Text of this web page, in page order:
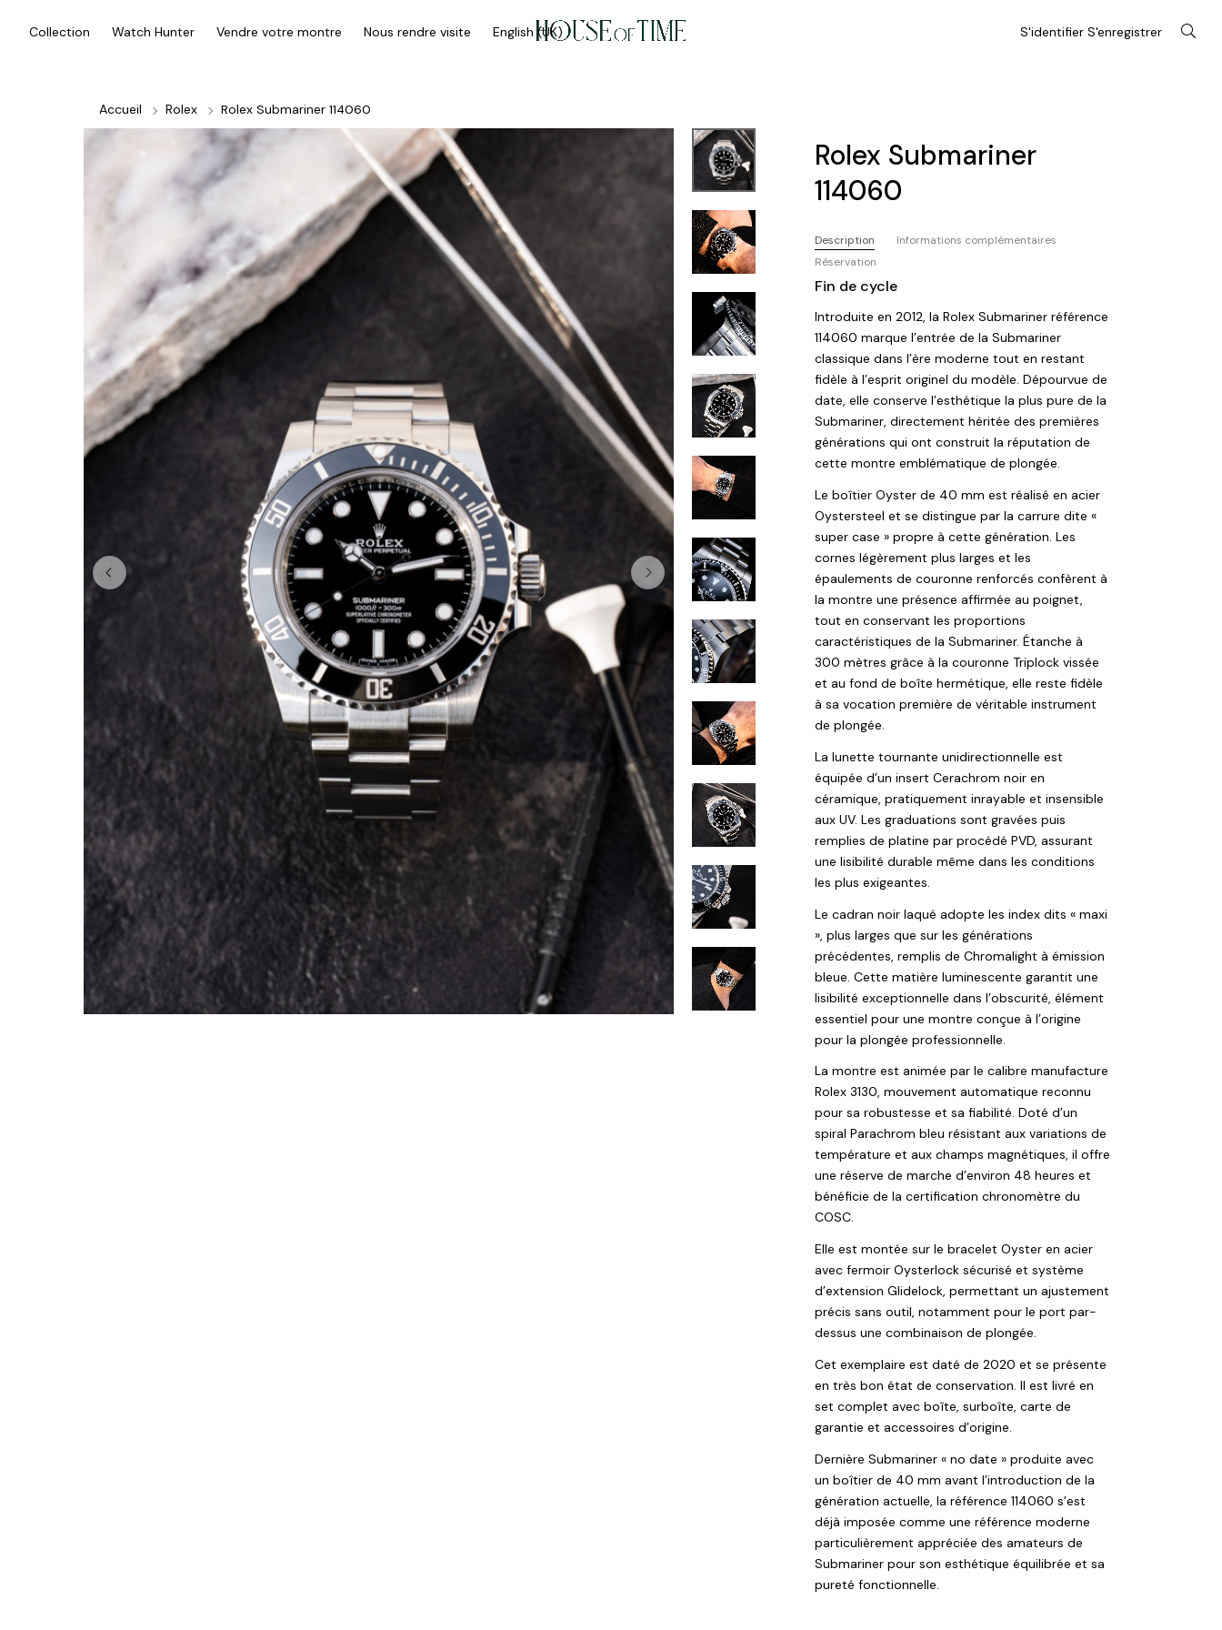
S'identifier S'enregistrer
Collection Watch Hunter Vendre votre montre Nous rendre visite English (UK)
Accueil Rolex Rolex Submariner 114060
Rolex Submariner
114060
Description
Informations complémentaires
Réservation
Fin de cycle
Introduite en 2012, la Rolex Submariner référence
114060 marque l’entrée de la Submariner
classique dans l’ère moderne tout en restant
fidèle à l’esprit originel du modèle. Dépourvue de
date, elle conserve l’esthétique la plus pure de la
Submariner, directement héritée des premières
générations qui ont construit la réputation de
cette montre emblématique de plongée.
Le boîtier Oyster de 40 mm est réalisé en acier
Oystersteel et se distingue par la carrure dite «
super case » propre à cette génération. Les
cornes légèrement plus larges et les
épaulements de couronne renforcés confèrent à
la montre une présence affirmée au poignet,
tout en conservant les proportions
caractéristiques de la Submariner. Étanche à
300 mètres grâce à la couronne Triplock vissée
et au fond de boîte hermétique, elle reste fidèle
à sa vocation première de véritable instrument
de plongée.
La lunette tournante unidirectionnelle est
équipée d’un insert Cerachrom noir en
céramique, pratiquement inrayable et insensible
aux UV. Les graduations sont gravées puis
remplies de platine par procédé PVD, assurant
une lisibilité durable même dans les conditions
les plus exigeantes.
Le cadran noir laqué adopte les index dits « maxi
», plus larges que sur les générations
précédentes, remplis de Chromalight à émission
bleue. Cette matière luminescente garantit une
lisibilité exceptionnelle dans l’obscurité, élément
essentiel pour une montre conçue à l’origine
pour la plongée professionnelle.
La montre est animée par le calibre manufacture
Rolex 3130, mouvement automatique reconnu
pour sa robustesse et sa fiabilité. Doté d’un
spiral Parachrom bleu résistant aux variations de
température et aux champs magnétiques, il offre
une réserve de marche d’environ 48 heures et
bénéficie de la certification chronomètre du
COSC.
Elle est montée sur le bracelet Oyster en acier
avec fermoir Oysterlock sécurisé et système
d’extension Glidelock, permettant un ajustement
précis sans outil, notamment pour le port par-
dessus une combinaison de plongée.
Cet exemplaire est daté de 2020 et se présente
en très bon état de conservation. Il est livré en
set complet avec boîte, surboîte, carte de
garantie et accessoires d’origine.
Dernière Submariner « no date » produite avec
un boîtier de 40 mm avant l’introduction de la
génération actuelle, la référence 114060 s’est
déjà imposée comme une référence moderne
particulièrement appréciée des amateurs de
Submariner pour son esthétique équilibrée et sa
pureté fonctionnelle.